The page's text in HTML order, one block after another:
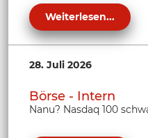
Weiterlesen...
28. Juli 2026
Börse - Intern
Nanu? Nasdaq 100